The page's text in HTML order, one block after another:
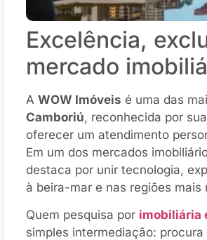
Excelência,
mercado
AWOW Imóveis é uma das
Camboriú, reconhecida por
oferecer um atendimento
Em um dos mercados
destaca por unir tecnologia,
à beira-mar e nas regiões mais
Quem pesquisa por imobiliária
simples intermediação: